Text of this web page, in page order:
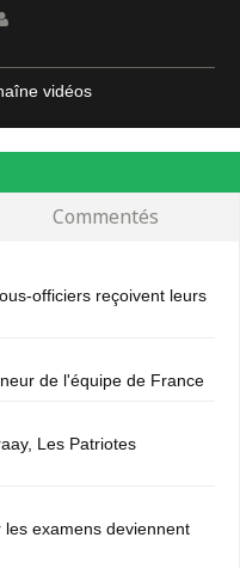
vidéos
Commentés
officiers reçoivent leurs
de l'équipe de France
Les Patriotes
examens deviennent